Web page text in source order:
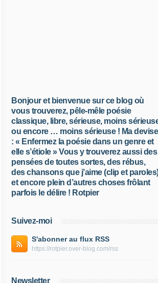
Bonjour et bienvenue sur ce blog où
vous trouverez, pêle-mêle poésie
classique, libre, sérieuse, moins
ou encore … moins sérieuse ! Ma devise
: « Enfermez la poésie dans un genre et
elle s’étiole » Vous y trouverez aussi des
pensées de toutes sortes, des rébus,
des chansons que j’aime (clip et
et encore plein d’autres choses frôlant
parfois le délire ! Rotpier
Suivez-moi
S'abonner au flux RSS
https://rotpier.over-blog.com/rss
Newsletter